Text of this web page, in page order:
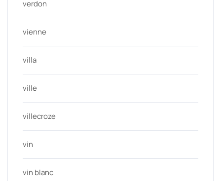
verdon
vienne
villa
ville
villecroze
vin
vin blanc